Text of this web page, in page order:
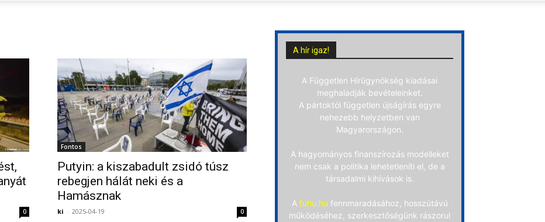
0
Fontos
Putyin: a kiszabadult zsidó túsz
rebegjen hálát neki és a
Hamásznak
ki - 2025-04-19 0
A hír igaz!
A Független Hírügynökség kiadásai
meghaladják bevételeinket.
A pártoktól független újságírás egyre
nehezebb helyzetben van
Magyarországon.
A hagyományos finanszírozás modelleket
nem csak a politika lehetetleníti el, de a
társadalmi kihívások is.
A fuhu.hu fennmaradásához, hosszútávú
működéséhez, szerkesztőségünk rászorul